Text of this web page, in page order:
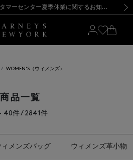
新規登録のお客様も対象！＜MY BARNEYS＞会員のお客様は11,000円（税込）以上のお買上げで常時送料無料！お買い物の際は会員登録を！
一時停止のお知らせ】(2026.8.7) 【オンラインストア カスタマーセンター夏季休業に関するお知らせ】（2026.8.7）
【夏季休業に伴う返品・交換承り一時停止のお知らせ】（2026.8.5）
の影響によるお荷物のお届けについて
SALEのご案内・ご注意事項 新規登録のお客様も対象！＜MY BARNEYS＞会員のお客様は11,000円（税込）以上のお買上げで常時送料無料！お買い物の際は会員登録を！
一時停止のお知らせ】(2026.8.7)
WOMEN'S（ウィメンズ）
商品一覧
40件 / 2841件
ィメンズバッグ ウィメンズ革小物